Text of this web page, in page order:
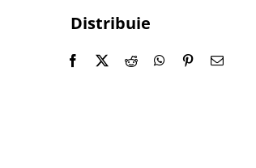
Distribuie